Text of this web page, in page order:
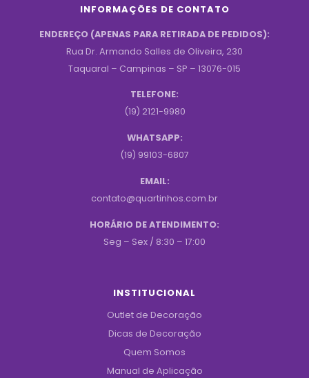
INFORMAÇÕES DE CONTATO
ENDEREÇO (APENAS PARA RETIRADA DE PEDIDOS):
Rua Dr. Armando Salles de Oliveira, 230
Taquaral – Campinas – SP – 13076-015
TELEFONE:
(19) 2121-9980
WHATSAPP:
(19) 99103-6807
EMAIL:
contato@quartinhos.com.br
HORÁRIO DE ATENDIMENTO:
Seg – Sex / 8:30 – 17:00
INSTITUCIONAL
Outlet de Decoração
Dicas de Decoração
Quem Somos
Manual de Aplicação